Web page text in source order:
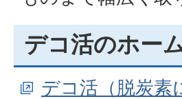
デコ活のホー
デコ活（脱炭素